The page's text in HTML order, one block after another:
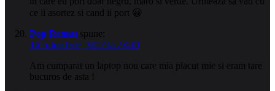
ce ii asortez si cand ii port 😀
Pop Remus spune:
16 octombrie, 2012 la 23:30
Am cumparat un laptop nou care mia placut mie si eram tare
bucuros de asta !